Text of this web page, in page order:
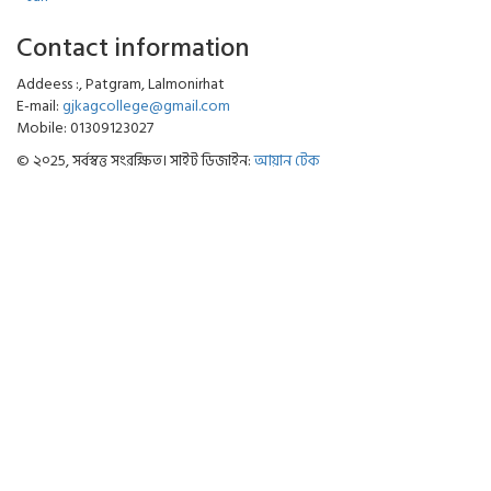
Contact information
Addeess :, Patgram, Lalmonirhat
E-mail:gjkagcollege@gmail.com
Mobile: 01309123027
© ২০25, সর্বস্বত্ত সংরক্ষিত। সাইট ডিজাইন:আয়ান টেক